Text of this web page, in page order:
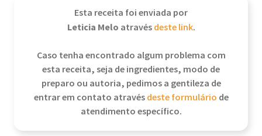
Esta receita foi enviada por
Leticia Melo atravésdeste link.
Caso tenha encontrado algum problema com
esta receita, seja de ingredientes, modo de
preparo ou autoria, pedimos a gentileza de
entrar em contato atravésdeste formulário de
atendimento específico.